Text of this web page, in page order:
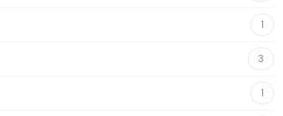
1
3
1